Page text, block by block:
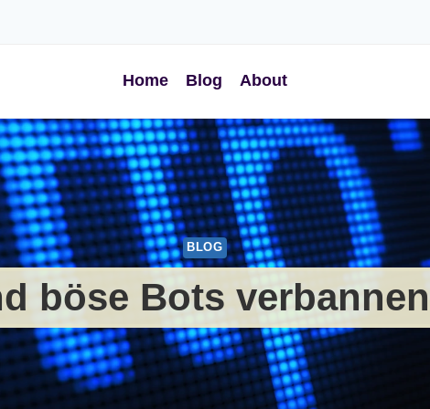
Home
Blog About
BLOG
böse Bots